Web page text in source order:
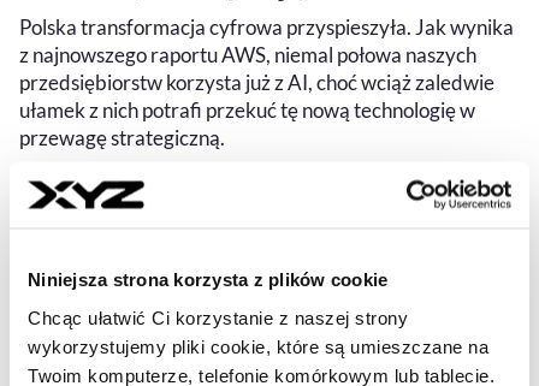
Niniejsza strona korzysta z plików cookie
Chcąc ułatwić Ci korzystanie z naszej strony
wykorzystujemy pliki cookie, które są umieszczane na
Twoim komputerze, telefonie komórkowym lub tablecie.
Polska transformacja cyfrowa przyspieszyła. Jak wynika
z najnowszego raportu AWS, niemal połowa naszych
przedsiębiorstw korzysta już z AI, choć wciąż zaledwie
ułamek z nich potrafi przekuć tę nową technologię w
przewagę strategiczną.
PAWEŁ SOŁTYS
- AUTOR ARTYKUŁU - PROFIL